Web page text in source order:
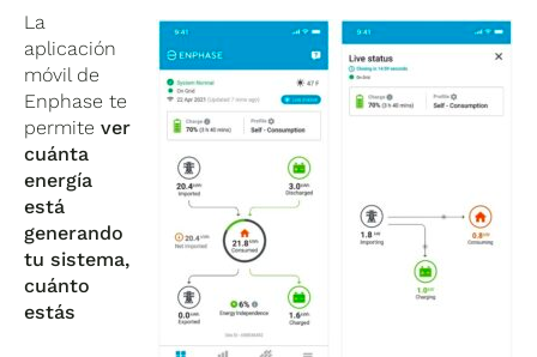
La
aplicación
móvil de
Enphase te
permitever
cuánta
energía
está
generando
tu sistema,
cuánto
estás